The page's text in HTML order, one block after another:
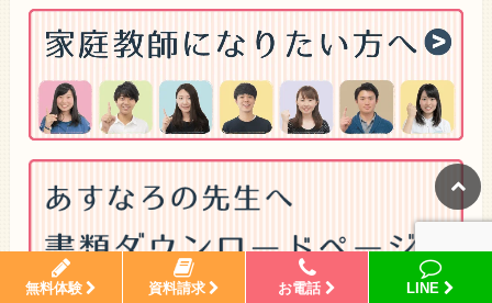
無料体験 資料請求 お電話 LINE